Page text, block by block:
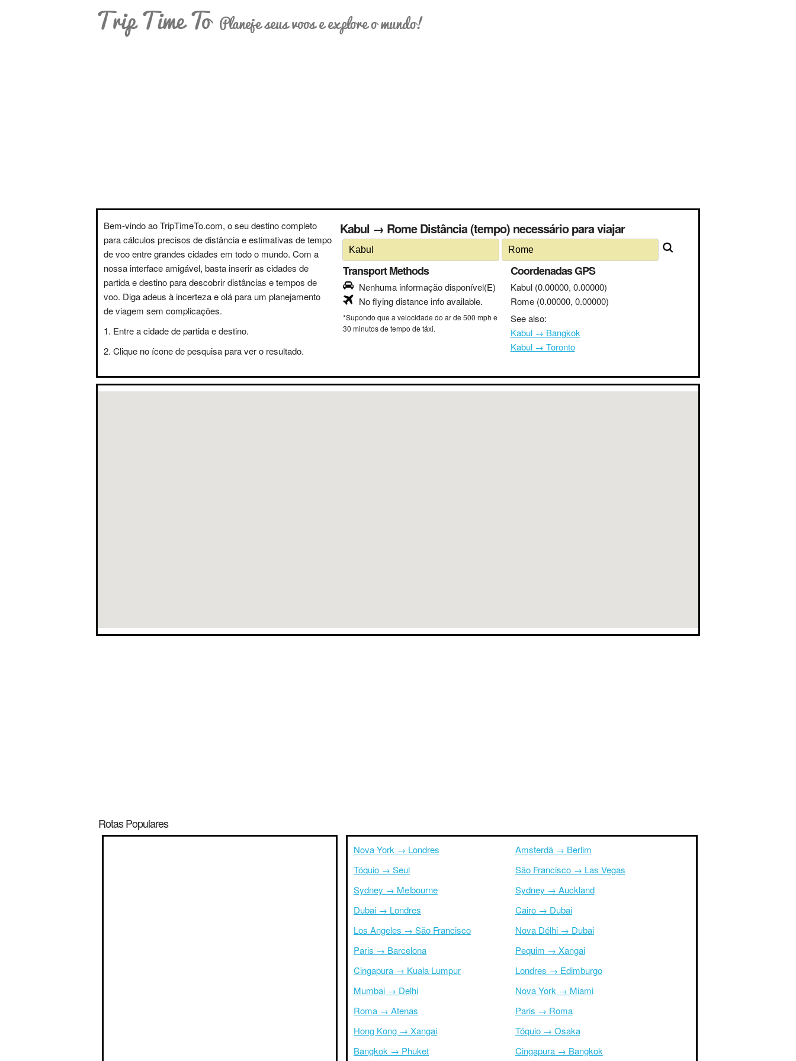
Trip Time To Planeje seus voos e explore o mundo!
Bem-vindo ao TripTimeTo.com, o seu destino completo
para cálculos precisos de distância e estimativas de tempo
de voo entre grandes cidades em todo o mundo. Com a
nossa interface amigável, basta inserir as cidades de
partida e destino para descobrir distâncias e tempos de
voo. Diga adeus à incerteza e olá para um planejamento
de viagem sem complicações.
Entre a cidade de partida e destino.
Clique no ícone de pesquisa para ver o resultado.
Kabul → Rome Distância (tempo) necessário para viajar
Transport Methods
Nenhuma informação disponível(E)
No flying distance info available.
*Supondo que a velocidade do ar de 500 mph e
30 minutos de tempo de táxi.
Coordenadas GPS
Kabul (0.00000, 0.00000)
Rome (0.00000, 0.00000)
See also:
Kabul → Bangkok
Kabul → Toronto
Rotas Populares
Nova York → Londres
Tóquio → Seul
Sydney → Melbourne
Dubai → Londres
Los Angeles → São Francisco
Paris → Barcelona
Cingapura → Kuala Lumpur
Mumbai → Delhi
Roma → Atenas
Hong Kong → Xangai
Bangkok → Phuket
Amsterdã → Berlim
São Francisco → Las Vegas
Sydney → Auckland
Cairo → Dubai
Nova Délhi → Dubai
Pequim → Xangai
Londres → Edimburgo
Nova York → Miami
Paris → Roma
Tóquio → Osaka
Cingapura → Bangkok